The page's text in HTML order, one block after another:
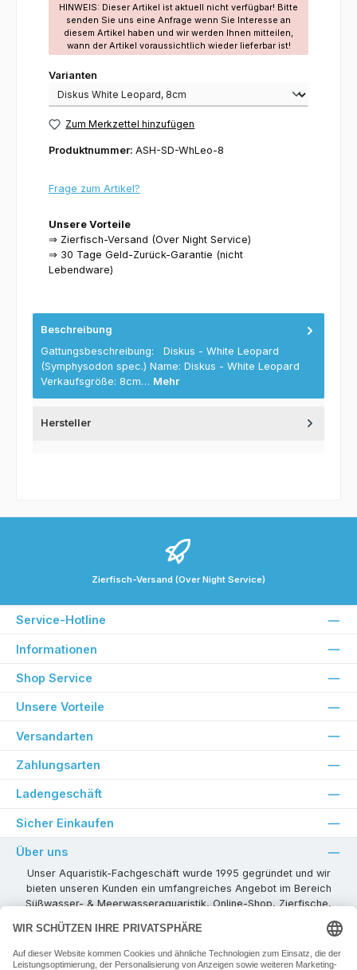
HINWEIS: Dieser Artikel ist aktuell nicht verfügbar! Bitte
senden Sie uns eine Anfrage wenn Sie Interesse an
diesem Artikel haben und wir werden Ihnen mitteilen,
wann der Artikel voraussichtlich wieder lieferbar ist!
Varianten
Varianten
Zum Merkzettel hinzufügen
Produktnummer: ASH-SD-WhLeo-8
Frage zum Artikel?
Unsere Vorteile
⇒ Zierfisch-Versand (Over Night Service)
⇒ 30 Tage Geld-Zurück-Garantie (nicht
Lebendware)
Beschreibung
Gattungsbeschreibung: Diskus - White Leopard
(Symphysodon spec.) Name: Diskus - White Leopard
Verkaufsgröße: 8cm… Mehr
Hersteller
Zierfisch-Versand (Over Night Service)
Service-Hotline
Informationen
Shop Service
Unsere Vorteile
Versandarten
Zahlungsarten
Ladengeschäft
Sicher Einkaufen
Über uns
Unser Aquaristik-Fachgeschäft wurde 1995 gegründet und wir
bieten unseren Kunden ein umfangreiches Angebot im Bereich
Süßwasser- & Meerwasseraquaristik, Online-Shop, Zierfische,
Pflanzen, Aquarienkombinationen, Technikzubehör usw. ! Als
kompetenter Aquaristik-Fachhandelspartner stehen wir Ihnen für
alle Ihre Projekte und Einrichtungs- oder Besatzwünsche zur
Verfügung!